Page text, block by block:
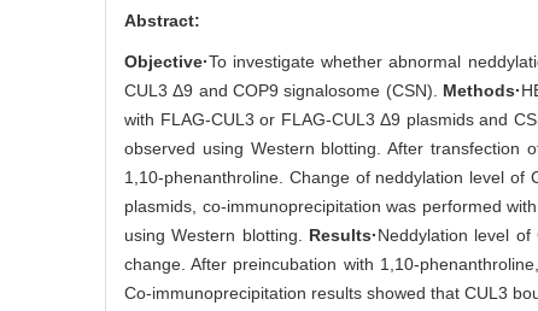
Abstract:
Objective·To investigate whether abnormal
CUL3 Δ9 and COP9 signalosome (CSN). Methods·
with FLAG-CUL3 or FLAG-CUL3 Δ9 plasmids and
observed using Western blotting. After transfection
1,10-phenanthroline. Change of neddylation level
plasmids, co-immunoprecipitation was performed
using Western blotting. Results·Neddylation level
change. After preincubation with 1,10-
Co-immunoprecipitation results showed that CUL3